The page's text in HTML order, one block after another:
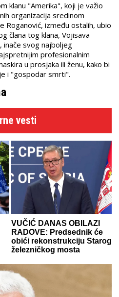
klanu "Amerika", koji je važio
organizacija sredinom
Roganović, između ostalih, ubio
člana tog klana, Vojisava
inače svog najboljeg
profesionalnim
u prosjaka ili ženu, kako bi
i "gospodar smrti".
vesti
VUČIĆ DANAS OBILAZI
RADOVE: Predsednik će
obići rekonstrukciju Starog
železničkog mosta